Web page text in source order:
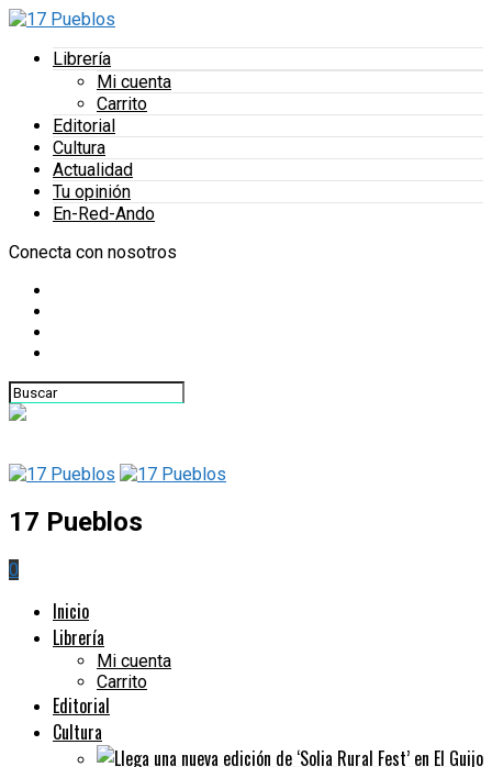
Librería
Mi cuenta
Carrito
Editorial
Cultura
Actualidad
Tu opinión
En-Red-Ando
Conecta con nosotros
17 Pueblos
0
Inicio
Librería
Mi cuenta
Carrito
Editorial
Cultura